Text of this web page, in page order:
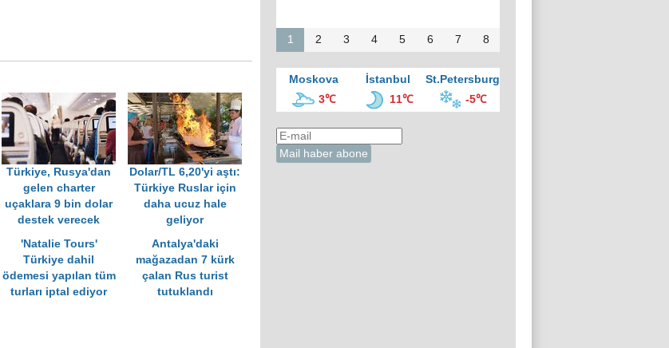
Türkiye, Rusya'dan
gelen charter
uçaklara 9 bin dolar
destek verecek
Dolar/TL 6,20'yi aştı:
Türkiye Ruslar için
daha ucuz hale
geliyor
'Natalie Tours'
Türkiye dahil
ödemesi yapılan tüm
turları iptal ediyor
Antalya'daki
mağazadan 7 kürk
çalan Rus turist
tutuklandı
1 2 3 4 5 6 7 8
Moskova İstanbul
St.Petersburg
3℃
11℃ -5℃